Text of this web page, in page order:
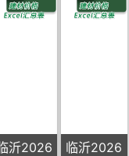
沂2026 临沂2026